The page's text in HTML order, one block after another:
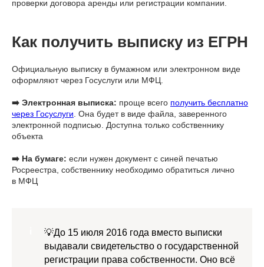
проверки договора аренды или регистрации компании.
Как получить выписку из ЕГРН
Официальную выписку в бумажном или электронном виде
оформляют через Госуслуги или МФЦ.
➡️ Электронная выписка: проще всего получить бесплатно
через Госуслуги . Она будет в виде файла, заверенного
электронной подписью. Доступна только собственнику
объекта
➡️ На бумаге: если нужен документ с синей печатью
Росреестра, собственнику необходимо обратиться лично
в МФЦ
💡До 15 июля 2016 года вместо выписки
выдавали свидетельство о государственной
регистрации права собственности. Оно всё